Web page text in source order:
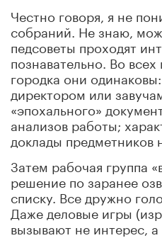
Честно говоря, я не
собраний. Не знаю,
педсоветы проходят
познавательно. Во
городка они
директором или
«эпохального»
анализов работы;
доклады предметников
Затем рабочая группа
решение по заранее
списку. Все дружно
Даже деловые игры
вызывают не интерес, а